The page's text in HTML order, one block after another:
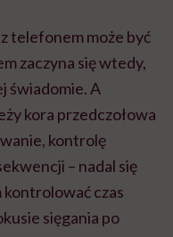
telefonem może być
zaczyna się wtedy,
świadomie. A
kora przedczołowa
kontrolę
– nadal się
czas
sięgania po